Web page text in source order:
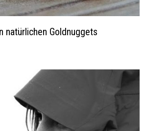
natürlichen Goldnuggets